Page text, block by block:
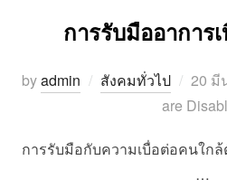
การรับมืออาการ
byadmin สังคมทั่วไป
on
20 มี
are
การรับมือกับความเบื่อต่อคนใก
…